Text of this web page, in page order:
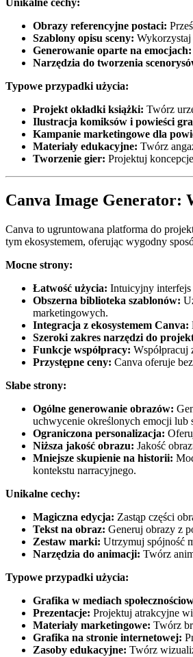
Unikalne cechy:
Obrazy referencyjne postaci:
Szablony opisu sceny: Wykorzystaj
Generowanie oparte na emocjach:
Narzędzia do tworzenia
Typowe przypadki użycia:
Projekt okładki książki: Twórz
Ilustracja komiksów i powieści
Kampanie marketingowe dla
Materiały edukacyjne: Twórz
Tworzenie gier: Projektuj
Canva Image Generator:
Canva to ugruntowana platforma do
tym ekosystemem, oferując wygodny
Mocne strony:
Łatwość użycia: Intuicyjny interfejs
Obszerna biblioteka szablonów:
marketingowych.
Integracja z ekosystemem Canva:
Szeroki zakres narzędzi do
Funkcje współpracy: Współpracuj
Przystępne ceny: Canva oferuje
Słabe strony:
Ogólne generowanie obrazów:
uchwycenie określonych emocji lub
Ograniczona personalizacja:
Niższa jakość obrazu: Jakość
Mniejsze skupienie na historii:
kontekstu narracyjnego.
Unikalne cechy:
Magiczna edycja: Zastąp części
Tekst na obraz: Generuj obrazy z
Zestaw marki: Utrzymuj spójność
Narzędzia do animacji: Twórz
Typowe przypadki użycia:
Grafika w mediach
Prezentacje: Projektuj atrakcyjne
Materiały marketingowe: Twórz
Grafika na stronie internetowej:
Zasoby edukacyjne: Twórz